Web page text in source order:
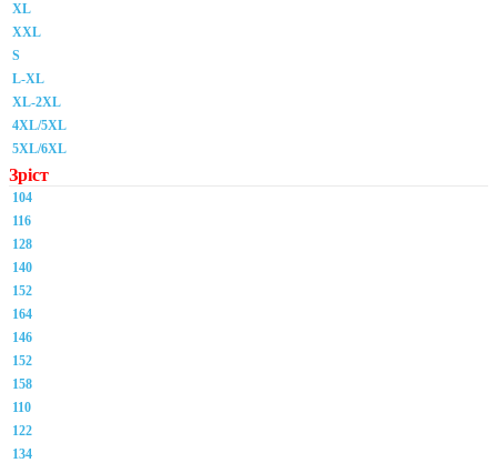
XL
XXL
S
L-XL
XL-2XL
4XL/5XL
5XL/6XL
Зріст
104
116
128
140
152
164
146
152
158
110
122
134